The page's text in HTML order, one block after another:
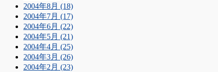
2004年8月 (18)
2004年7月 (17)
2004年6月 (22)
2004年5月 (21)
2004年4月 (25)
2004年3月 (26)
2004年2月 (23)